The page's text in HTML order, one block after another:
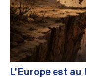
L'Europe est